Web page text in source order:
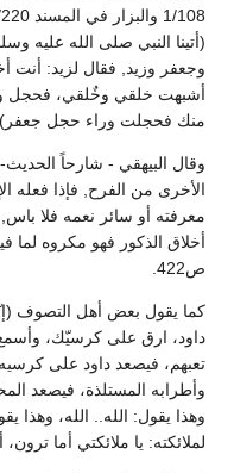
1/108 والبزار في المسند 3/220 رقم 2609_ زوائده _ ولفظ
(أتينا النبي صلى الله عليه
وجعفر وزيد, فقال لزيد: أنت
أشبهت خلقي وخٌلقي، فحجل
منك فحجلت وراء حجل جعفر)
وقال البيهقي - شارحاً
الأخرى من الفرح, فإذا فعله
معرفته أو سائر نعمه فلا
أخلاق الذكور فهو مكروه لما
ص422.
كما يقول بعض أهل التصوف
داود، ارق على كرسيّك،
تعبهم، فيصعد داود على
وأطرابه المستلذة، فيصعد
وهذا يقول: الله.. الله، وهذا
لملائكته: يا ملائكتي أما